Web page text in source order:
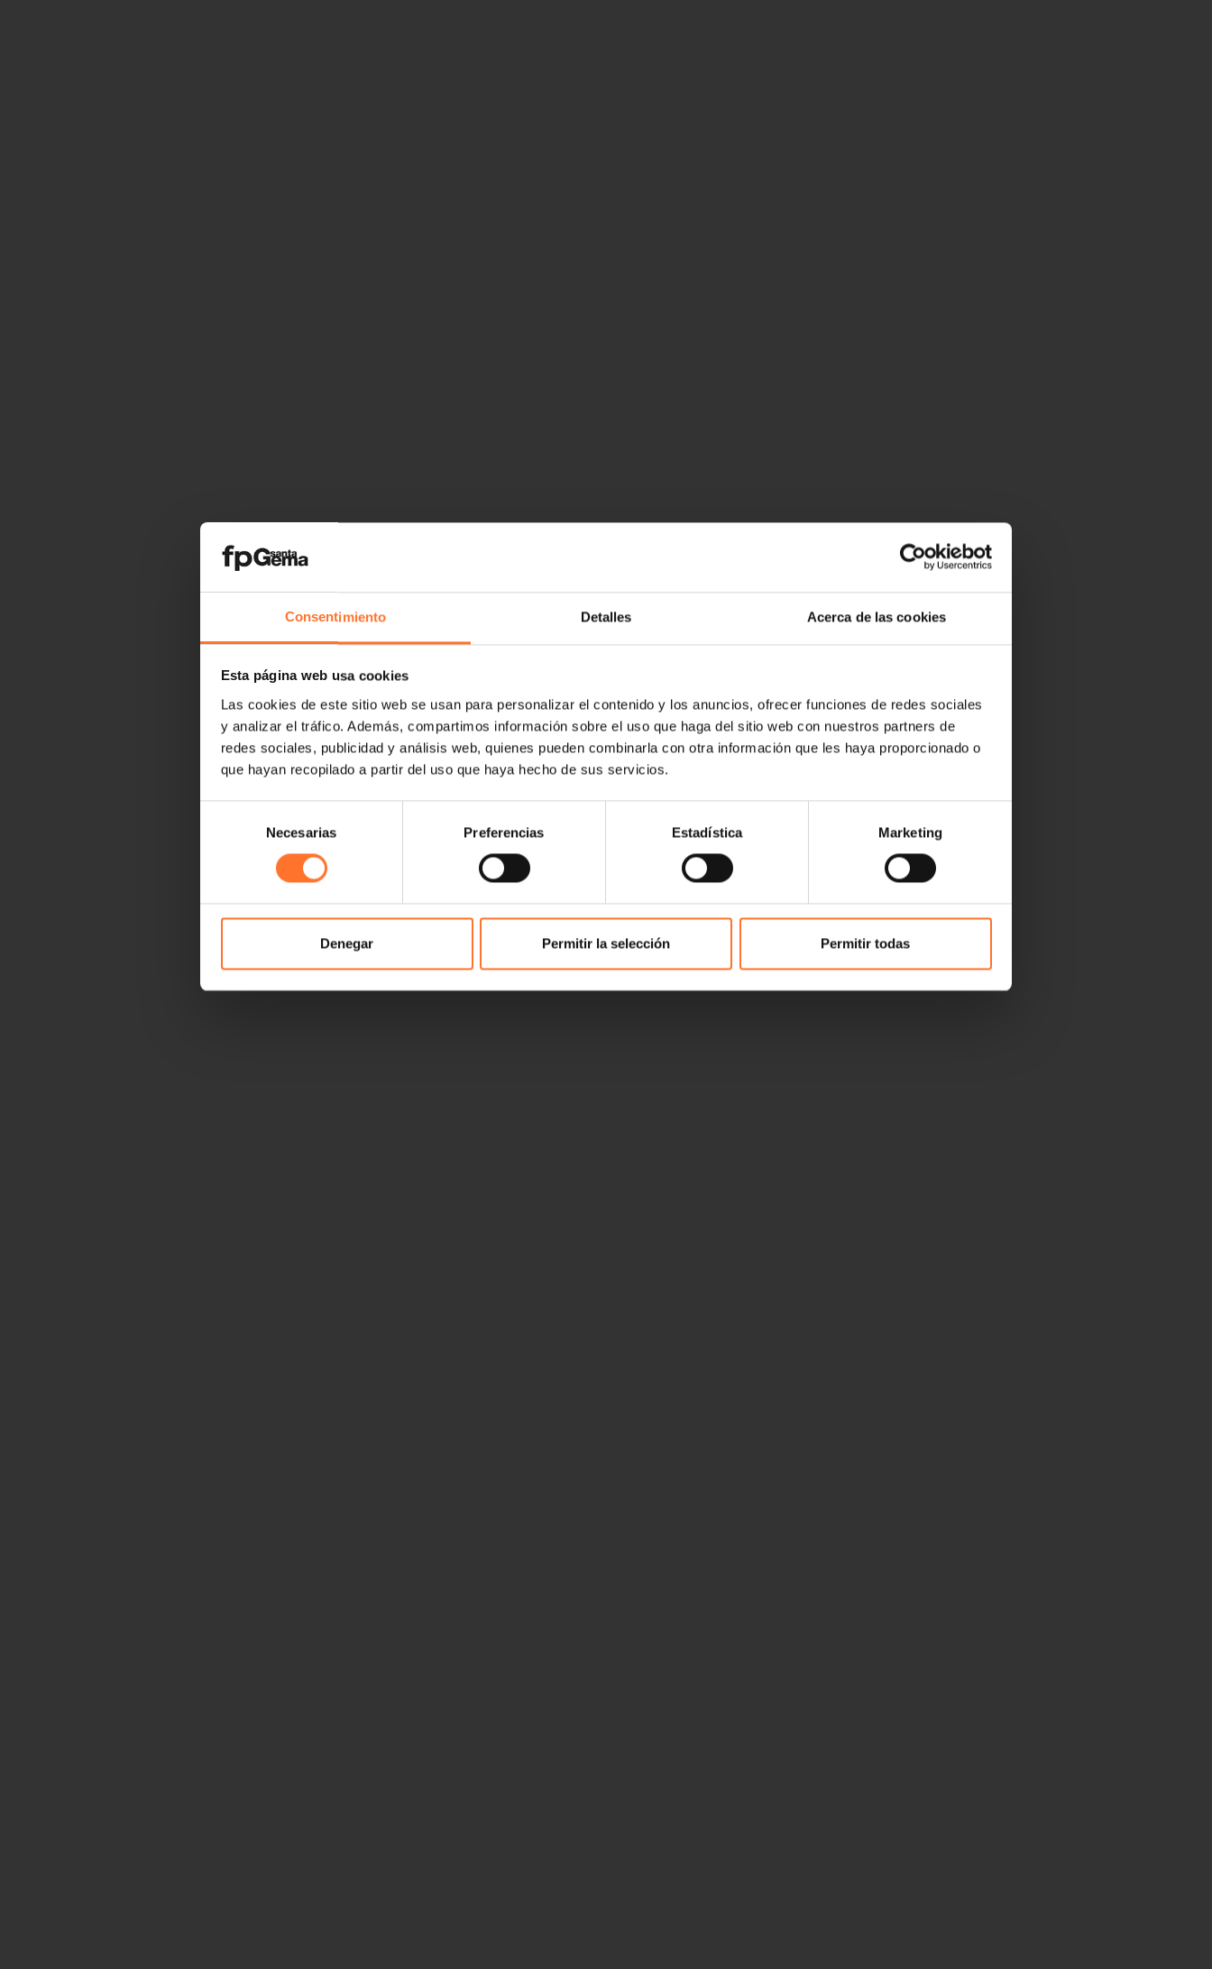
Consentimiento Detalles Acerca de las cookies
Esta página web usa cookies
Las cookies de este sitio web se usan para personalizar el contenido y los anuncios, ofrecer funciones de redes sociales
y analizar el tráfico. Además, compartimos información sobre el uso que haga del sitio web con nuestros partners de
redes sociales, publicidad y análisis web, quienes pueden combinarla con otra información que les haya proporcionado o
que hayan recopilado a partir del uso que haya hecho de sus servicios.
consentimiento
Necesarias Preferencias Estadística Marketing
Denegar Permitir la selección Permitir todas